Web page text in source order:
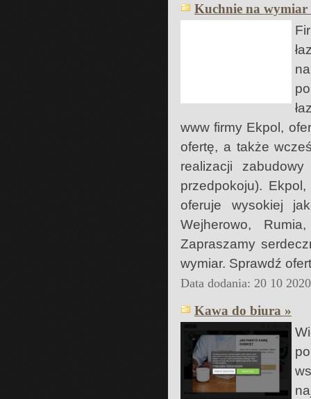
Kuchnie na wymiar
www firmy Ekpol,
ofertę, a także
realizacji
przedpokoju).
oferuje wysokiej
Wejherowo,
Zapraszamy
wymiar. Sprawdź
Data dodania: 20 10
Kawa do biura »